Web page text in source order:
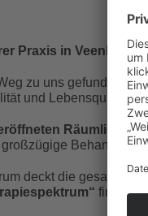
Praxis in Veenhusen
zu uns gefunden
und Lebensqualität
deckt die gesamte
finden